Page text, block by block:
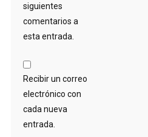
siguientes
comentarios a
esta entrada.
Recibir un correo
electrónico con
cada nueva
entrada.